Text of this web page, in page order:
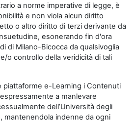
a norme imperative di legge, è
e non viola alcun diritto
o altro diritto di terzi derivante da
esonerando fin d'ora
di Milano-Bicocca da qualsivoglia
o controllo della veridicità di tali
piattaforme e-Learning i Contenuti
a manlevare
dell’Università degli
mantenendola indenne da ogni